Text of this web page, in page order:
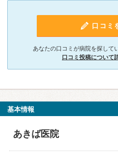
口コミ
あなたの口コミが病院を探して
口コミ投稿について
基本情報
あきば医院